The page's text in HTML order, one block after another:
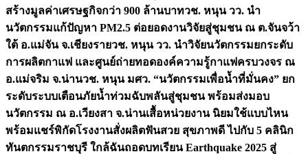
สร้างมูลค่าเศรษฐกิจกว่า 900 ล้านบาทวช. หนุน วว. นำ
นวัตกรรมแก้ปัญหา PM2.5 ต่อยอดงานวิจัยสู่ชุมชน ณ ต.จันจว้า
ใต้ อ.แม่จัน จ.เชียงรายวช. หนุน วว. นำวิจัยนวัตกรรมยกระดับ
การผลิตกาแฟ และศูนย์ถ่ายทอดองค์ความรู้กาแฟครบวงจร ณ
อ.แม่จริม จ.น่านวช. หนุน มศว. “นวัตกรรมเพื่อน้ำที่มั่นคง” ยก
ระดับระบบเตือนภัยน้ำท่วมฉับพลันสู่ชุมชน พร้อมส่งมอบ
นวัตกรรม ณ อ.เวียงสา จ.น่านเสื้อหน่วยงาน นิยมใช้แบบไหน
พร้อมแชร์พิกัดโรงงานสั่งผลิตฟันสวย สุขภาพดี ไปกับ 5 คลินิก
ทันตกรรมราชบุรี ใกล้ฉันถอดบทเรียน Earthquake 2025 สู่